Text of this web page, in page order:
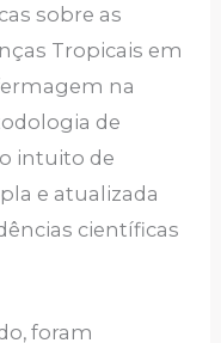
sobre as
Tropicais em
na
de
intuito de
e atualizada
científicas
foram